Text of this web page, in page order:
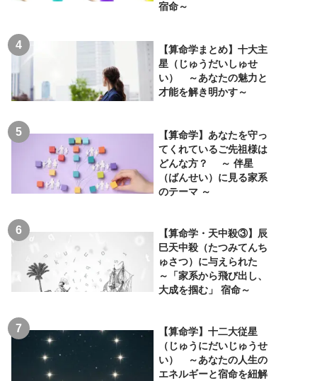
宿命～
【算命学まとめ】十大主
星（じゅうだいしゅせ
い） ～あなたの魅力と
才能を解き明かす～
【算命学】あなたを守っ
てくれているご先祖様は
どんな方？ ～ 伴星
（ばんせい）に見る家系
のテーマ ～
【算命学・天中殺③】辰
巳天中殺（たつみてんち
ゅさつ）に与えられた
～「家系から飛び出し、
大成を掴む」 宿命～
【算命学】十二大従星
（じゅうにだいじゅうせ
い） ～あなたの人生の
エネルギーと宿命を紐解